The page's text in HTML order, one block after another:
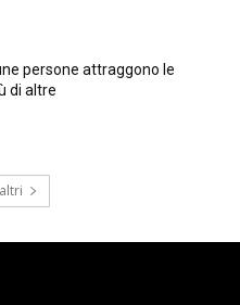
persone attraggono le
di altre